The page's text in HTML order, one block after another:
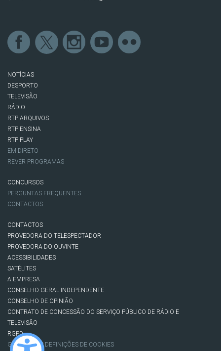
NOTÍCIAS
DESPORTO
TELEVISÃO
RÁDIO
RTP ARQUIVOS
RTP ENSINA
RTP PLAY
EM DIRETO
REVER PROGRAMAS
CONCURSOS
PERGUNTAS FREQUENTES
CONTACTOS
CONTACTOS
PROVEDORA DO TELESPECTADOR
PROVEDORA DO OUVINTE
ACESSIBILIDADES
SATÉLITES
A EMPRESA
CONSELHO GERAL INDEPENDENTE
CONSELHO DE OPINIÃO
CONTRATO DE CONCESSÃO DO SERVIÇO PÚBLICO DE RÁDIO E
TELEVISÃO
RGPD
GESTÃO DAS DEFINIÇÕES DE COOKIES